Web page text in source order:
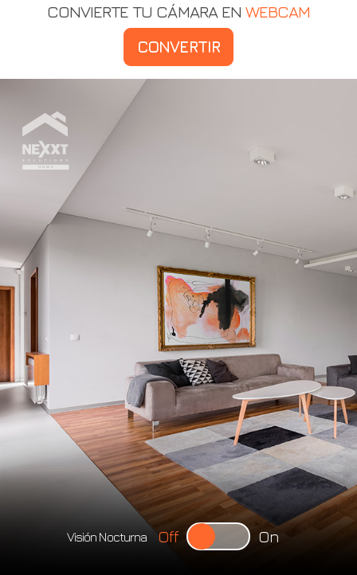
CONVIERTE TU CÁMARA ENWEBCAM
CONVERTIR
Visión Nocturna Off On